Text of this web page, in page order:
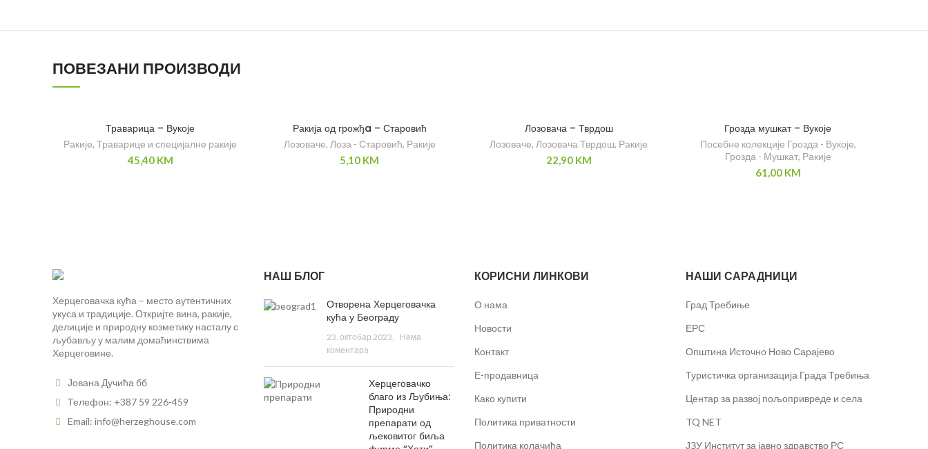
ПОВЕЗАНИ ПРОИЗВОДИ
Траварица – Вукоје
Ракије, Траварице и специјалне ракије
45,40 KM
Ракија од грожђa – Старовић
Лозоваче, Лоза - Старовић, Ракије
5,10 KM
Лозовача – Тврдош
Лозоваче, Лозовача Тврдош, Ракије
22,90 KM
Грозда мушкат – Вукоје
Посебне колекције Грозда - Вукоје,
Грозда - Мушкат, Ракије
61,00 KM
Херцеговачка кућа – место аутентичних
укуса и традиције. Откријте вина, ракије,
делиције и природну козметику насталу с
љубављу у малим домаћинствима
Херцеговине.
Јована Дучића бб
Телефон: +387 59 226-459
Email: info@herzeghouse.com
НАШ БЛОГ
Отворена Херцеговачка
кућа у Београду
23. октобар 2023.
Нема
коментара
Херцеговачко
благо из Љубиња:
Природни
препарати од
љековитог биља
КОРИСНИ ЛИНКОВИ
О нама
Новости
Контакт
Е-продавница
Како купити
Политика приватности
Политика колачића
НАШИ САРАДНИЦИ
Град Требиње
ЕРС
Општина Источно Ново Сарајево
Туристичка организација Града Требиња
Центар за развој пољопривреде и села
TQ NET
ЈЗУ Институт за јавно здравство РС